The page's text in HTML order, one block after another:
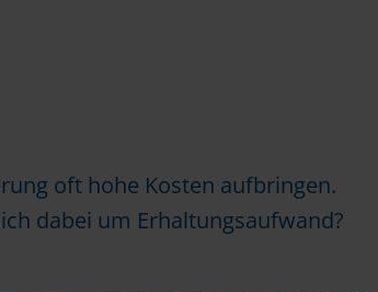
oft hohe Kosten aufbringen.
dabei um Erhaltungsaufwand?